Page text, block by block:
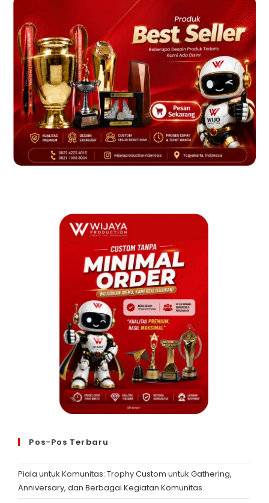
Pos-Pos Terbaru
Piala untuk Komunitas: Trophy Custom untuk Gathering,
Anniversary, dan Berbagai Kegiatan Komunitas